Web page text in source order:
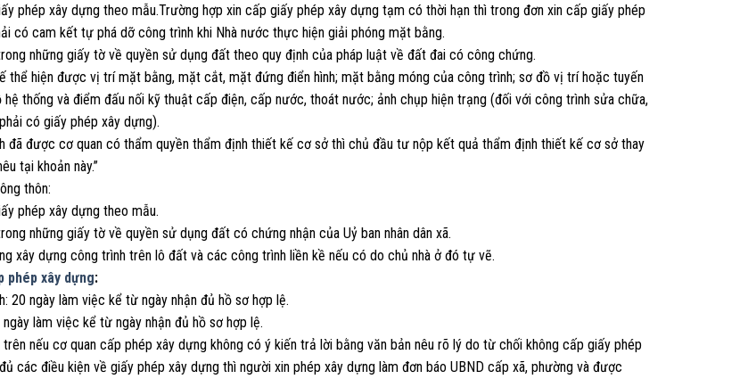
phép xây dựng theo mẫu.Trường hợp xin cấp giấy phép xây dựng tạm có thời hạn thì trong đơn xin cấp giấy phép
có cam kết tự phá dỡ công trình khi Nhà nước thực hiện giải phóng mặt bằng.
những giấy tờ về quyền sử dụng đất theo quy định của pháp luật về đất đai có công chứng.
thể hiện được vị trí mặt bằng, mặt cắt, mặt đứng điển hình; mặt bằng móng của công trình; sơ đồ vị trí hoặc tuyến
hệ thống và điểm đấu nối kỹ thuật cấp điện, cấp nước, thoát nước; ảnh chụp hiện trạng (đối với công trình sửa chữa,
có giấy phép xây dựng).
đã được cơ quan có thẩm quyền thẩm định thiết kế cơ sở thì chủ đầu tư nộp kết quả thẩm định thiết kế cơ sở thay
tại khoản này.”
thôn:
phép xây dựng theo mẫu.
những giấy tờ về quyền sử dụng đất có chứng nhận của Uỷ ban nhân dân xã.
xây dựng công trình trên lô đất và các công trình liền kề nếu có do chủ nhà ở đó tự vẽ.
phép xây dựng:
20 ngày làm việc kể từ ngày nhận đủ hồ sơ hợp lệ.
làm việc kể từ ngày nhận đủ hồ sơ hợp lệ.
trên nếu cơ quan cấp phép xây dựng không có ý kiến trả lời bằng văn bản nêu rõ lý do từ chối không cấp giấy phép
các điều kiện về giấy phép xây dựng thì người xin phép xây dựng làm đơn báo UBND cấp xã, phường và được